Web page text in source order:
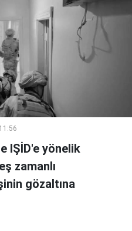
IŞİD'e yönelik
zamanlı
gözaltına